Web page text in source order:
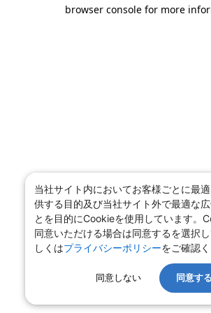
browser console for more
当社サイト内においてお客様ごとに最
供する目的及び当社サイト外で最適な
とを目的にCookieを使用しています。
同意いただける場合は同意するを選択
しくはプライバシーポリシーをご確認く
同意しない 同意する